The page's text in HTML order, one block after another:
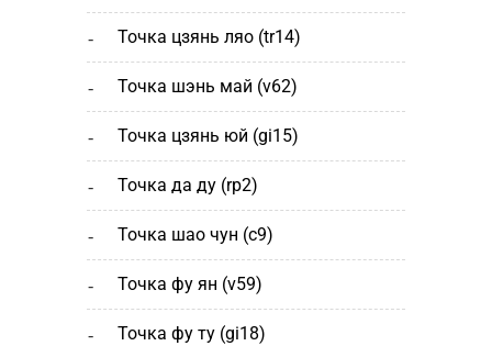
точка цзянь ляо (tr14)
точка шэнь май (v62)
точка цзянь юй (gi15)
точка да ду (rp2)
точка шао чун (с9)
точка фу ян (v59)
точка фу ту (gi18)